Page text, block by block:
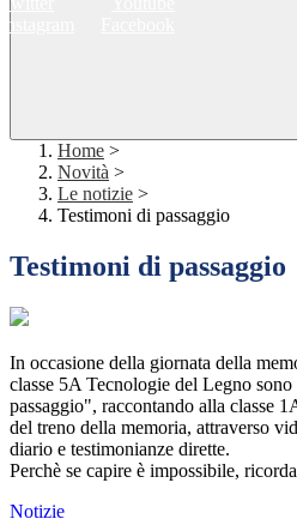
Instagram
Home >
Novità >
Le notizie >
Testimoni di passaggio
Testimoni di passaggio
In occasione della giornata della
classe 5A Tecnologie del Legno
passaggio", raccontando alla classe
del treno della memoria, attraverso
diario e testimonianze dirette.
Perchè se capire è impossibile,
Notizie